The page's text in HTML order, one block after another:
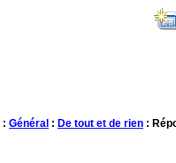
: Général : De tout et de rien :